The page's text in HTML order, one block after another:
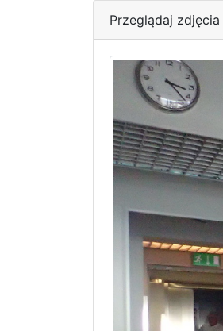
Przeglądaj zdjęcia